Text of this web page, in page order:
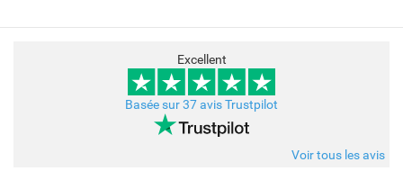
Excellent
Basée sur 37 avis Trustpilot
Voir tous les avis